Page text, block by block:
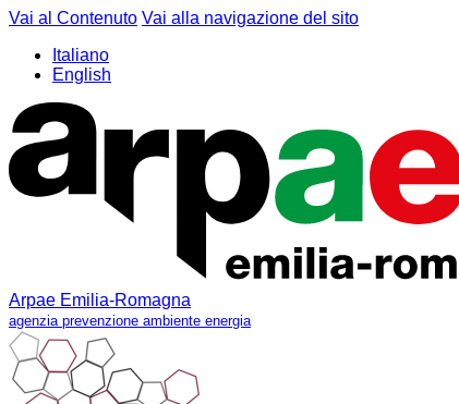
Vai al Contenuto Vai alla navigazione del sito
Italiano
English
Arpae Emilia-Romagna
agenzia prevenzione ambiente energia